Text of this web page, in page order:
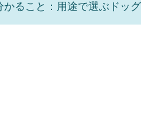
かること：用途で選ぶドッ